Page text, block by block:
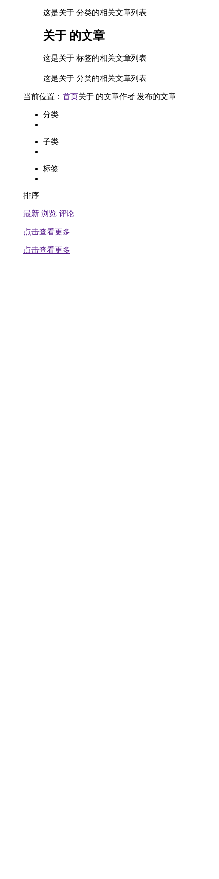
这是关于 分类的相关文章列表
关于 的文章
这是关于 标签的相关文章列表
这是关于 分类的相关文章列表
当前位置： 首页关于 的文章作者 发布的文章
分类
子类
标签
排序
最新 浏览 评论
点击查看更多
点击查看更多